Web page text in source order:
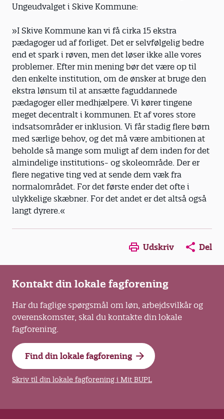
Ungeudvalget i Skive Kommune:
»I Skive Kommune kan vi få cirka 15 ekstra
pædagoger ud af forliget. Det er selvfølgelig bedre
end et spark i røven, men det løser ikke alle vores
problemer. Efter min mening bør det være op til
den enkelte institution, om de ønsker at bruge den
ekstra lønsum til at ansætte faguddannede
pædagoger eller medhjælpere. Vi kører tingene
meget decentralt i kommunen. Et af vores store
indsatsom­råder er inklusion. Vi får stadig flere børn
med særlige behov, og det må være ambitionen at
beholde så mange som muligt af dem inden for det
almindelige institutions- og skoleområde. Der er
flere negative ting ved at sende dem væk fra
normalområdet. For det første ender det ofte i
ulykkelige skæbner. For det andet er det altså også
langt dyrere.«
Opens in a new window
Opens in a new
Opens in
Udskriv Del
Kontakt din lokale fagforening
Har du faglige spørgsmål om løn, arbejdsvilkår og
overenskomster, skal du kontakte din lokale
fagforening.
Find din lokale fagforening
Skriv til din lokale fagforening i Mit BUPL